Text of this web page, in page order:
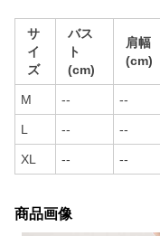
サ
イ
ズ
バス
ト
(cm)
肩幅
(cm)
M -- --
L -- --
XL -- --
商品画像